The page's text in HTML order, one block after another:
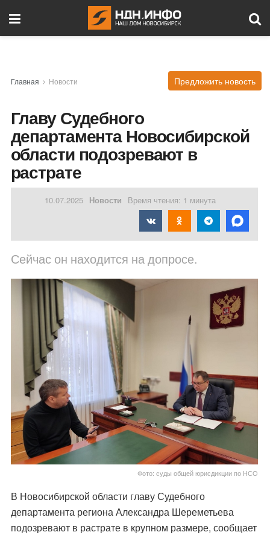
Главная Новости Предложить новость
Главу Судебного
департамента Новосибирской
области подозревают в
растрате
10.07.2025 Новости Время чтения: 1 минута
Сейчас он находится на допросе.
Фото: суды общей юрисдикции по НСО
В Новосибирской области главу Судебного
департамента региона Александра Шереметьева
подозревают в растрате в крупном размере, сообщает